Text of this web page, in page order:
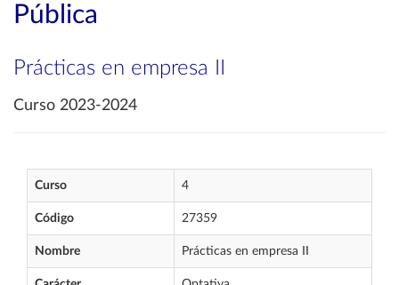
Pública
Prácticas en empresa II
Curso 2023-2024
Curso 4
Código 27359
Nombre Prácticas en empresa II